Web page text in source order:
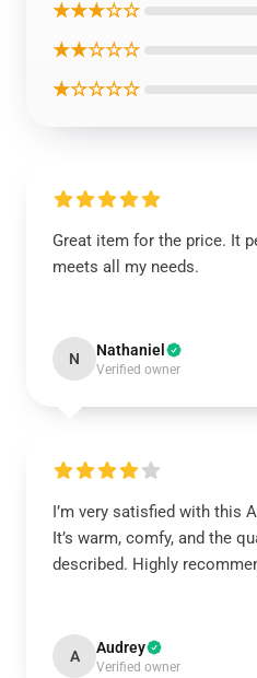
★★★☆☆
★★☆☆☆
★☆☆☆☆
Great item for the price. It
meets all my needs.
N Nathaniel
Verified owner
I’m very satisfied with this
It’s warm, comfy, and the
described. Highly
A Audrey
Verified owner